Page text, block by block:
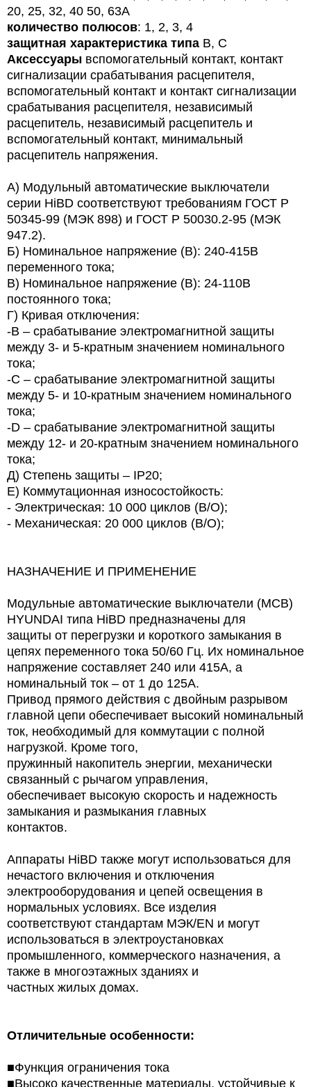
20, 25, 32, 40 50, 63A
количество полюсов: 1, 2, 3, 4
защитная характеристика типа B, C
Аксессуары вспомогательный контакт, контакт
сигнализации срабатывания расцепителя,
вспомогательный контакт и контакт сигнализации
срабатывания расцепителя, независимый
расцепитель, независимый расцепитель и
вспомогательный контакт, минимальный
расцепитель напряжения.
А) Модульный автоматические выключатели
серии HiBD соответствуют требованиям ГОСТ Р
50345-99 (МЭК 898) и ГОСТ Р 50030.2-95 (МЭК
947.2).
Б) Номинальное напряжение (В): 240-415В
переменного тока;
В) Номинальное напряжение (В): 24-110В
постоянного тока;
Г) Кривая отключения:
-В – срабатывание электромагнитной защиты
между 3- и 5-кратным значением номинального
тока;
-С – срабатывание электромагнитной защиты
между 5- и 10-кратным значением номинального
тока;
-D – срабатывание электромагнитной защиты
между 12- и 20-кратным значением номинального
тока;
Д) Степень защиты – IP20;
Е) Коммутационная износостойкость:
- Электрическая: 10 000 циклов (В/О);
- Механическая: 20 000 циклов (В/О);
НАЗНАЧЕНИЕ И ПРИМЕНЕНИЕ
Модульные автоматические выключатели (МСВ)
HYUNDAI типа HiBD предназначены для
защиты от перегрузки и короткого замыкания в
цепях переменного тока 50/60 Гц. Их номинальное
напряжение составляет 240 или 415А, а
номинальный ток – от 1 до 125А.
Привод прямого действия с двойным разрывом
главной цепи обеспечивает высокий номинальный
ток, необходимый для коммутации с полной
нагрузкой. Кроме того,
пружинный накопитель энергии, механически
связанный с рычагом управления,
обеспечивает высокую скорость и надежность
замыкания и размыкания главных
контактов.
Аппараты HiBD также могут использоваться для
нечастого включения и отключения
электрооборудования и цепей освещения в
нормальных условиях. Все изделия
соответствуют стандартам МЭК/EN и могут
использоваться в электроустановках
промышленного, коммерческого назначения, а
также в многоэтажных зданиях и
частных жилых домах.
Отличительные особенности:
■Функция ограничения тока
■Высоко качественные материалы, устойчивые к